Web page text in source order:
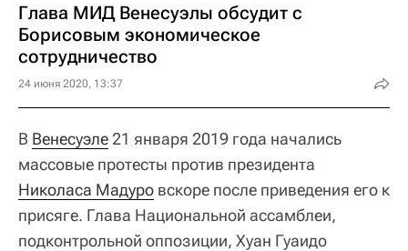
Глава МИД Венесуэлы обсудит с
Борисовым экономическое
сотрудничество
24 июня 2020, 13:37
В Венесуэле 21 января 2019 года начались
массовые протесты против президента
Николаса Мадуро вскоре после приведения его к
присяге. Глава Национальной ассамблеи,
подконтрольной оппозиции, Хуан Гуаидо